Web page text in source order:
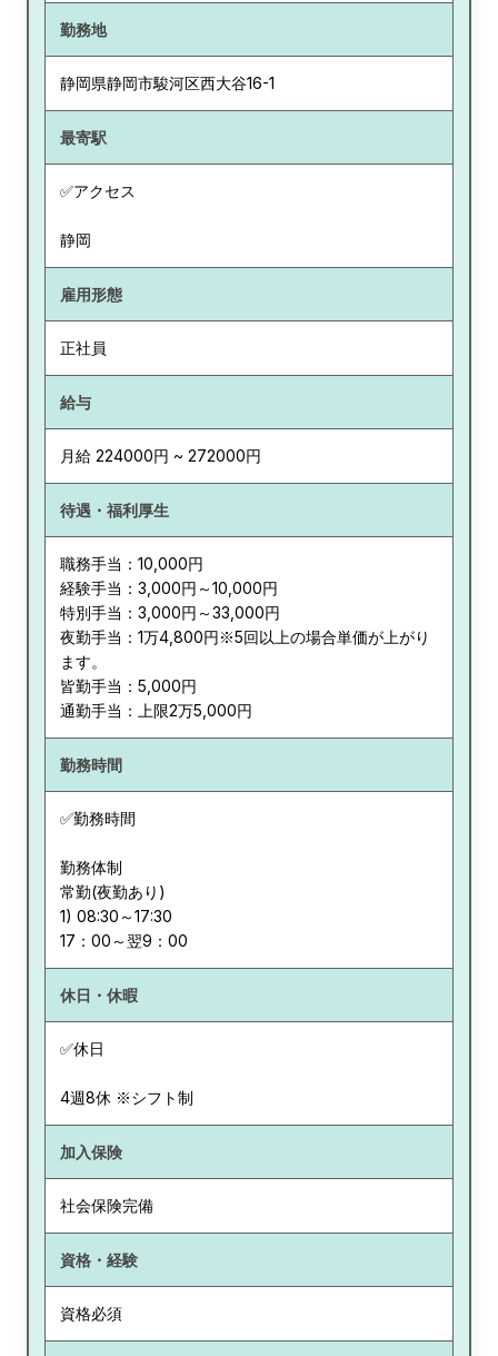
勤務地
静岡県静岡市駿河区西大谷16-1
最寄駅
✅アクセス
静岡
雇用形態
正社員
給与
月給 224000円 ~ 272000円
待遇・福利厚生
職務手当：10,000円
経験手当：3,000円～10,000円
特別手当：3,000円～33,000円
夜勤手当：1万4,800円※5回以上の場合単価が上がり
ます。
皆勤手当：5,000円
通勤手当：上限2万5,000円
勤務時間
✅勤務時間
勤務体制
常勤(夜勤あり)
1) 08:30～17:30
休日・休暇
✅休日
4週8休 ※シフト制
加入保険
社会保険完備
資格・経験
資格必須